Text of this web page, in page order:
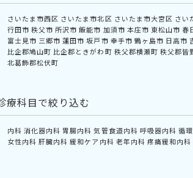
さいたま市西区 さいたま市北区 さいたま市大宮区 さい
行田市 秩父市 所沢市 飯能市 加須市 本庄市 東松山市 春
富士見市 三郷市 蓮田市 坂戸市 幸手市 鶴ヶ島市 日高市
比企郡鳩山町 比企郡ときがわ町 秩父郡横瀬町 秩父郡皆
北葛飾郡松伏町
療科目で絞り込む
内科 消化器内科 胃腸内科 気管食道内科 呼吸器内科 循
女性内科 肝臓内科 緩和ケア内科 老年内科 疼痛緩和内科